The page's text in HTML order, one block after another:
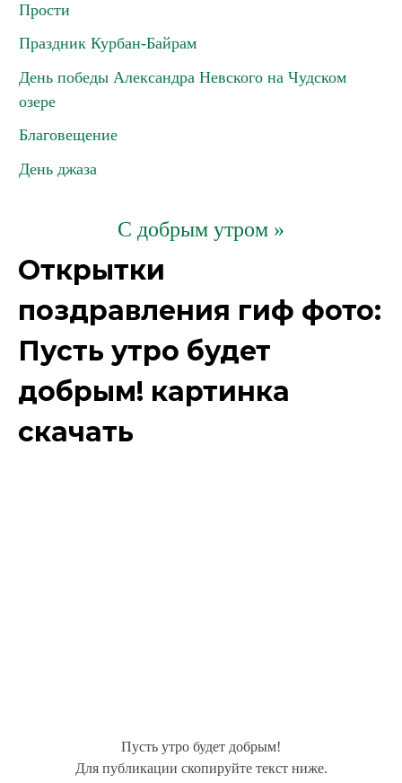
Прости
Праздник Курбан-Байрам
День победы Александра Невского на Чудском
озере
Благовещение
День джаза
С добрым утром »
Открытки
поздравления гиф фото:
Пусть утро будет
добрым! картинка
скачать
Пусть утро будет добрым!
Для публикации скопируйте текст ниже.